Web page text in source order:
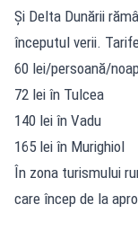
Și Delta Dunării
începutul verii.
60 lei/persoană/
72 lei în Tulcea
140 lei în Vadu
165 lei în Murighiol
În zona turismului
care încep de la